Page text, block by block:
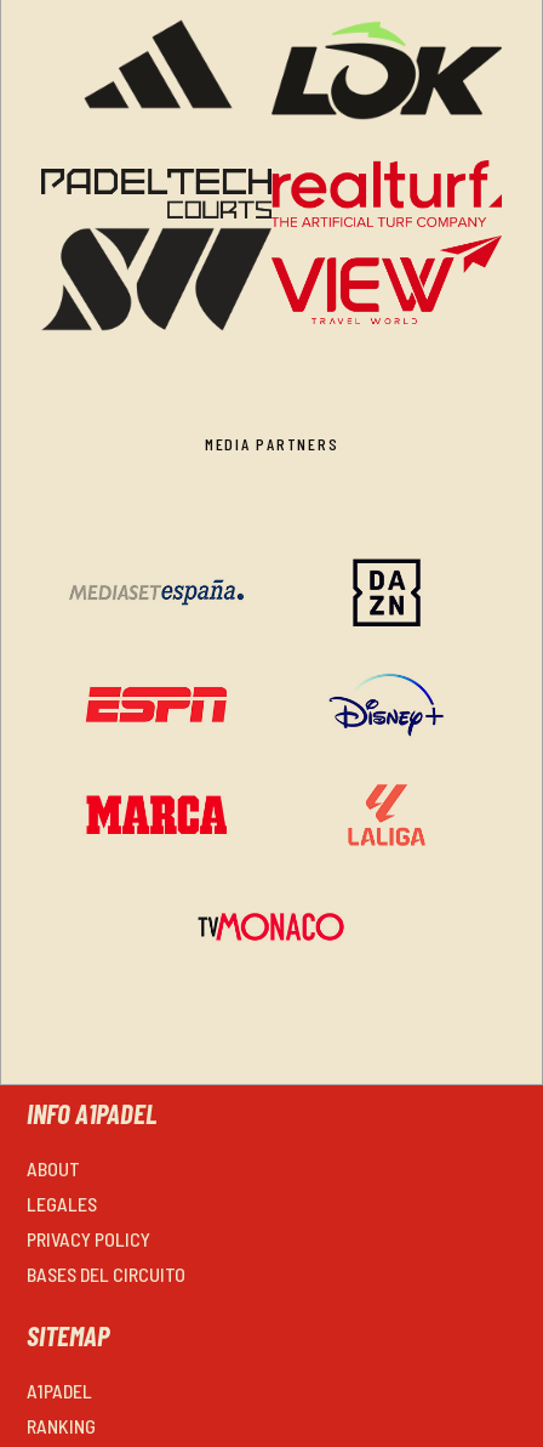
MEDIA PARTNERS
INFO A1PADEL
ABOUT
LEGALES
PRIVACY POLICY
BASES DEL CIRCUITO
SITEMAP
A1PADEL
RANKING